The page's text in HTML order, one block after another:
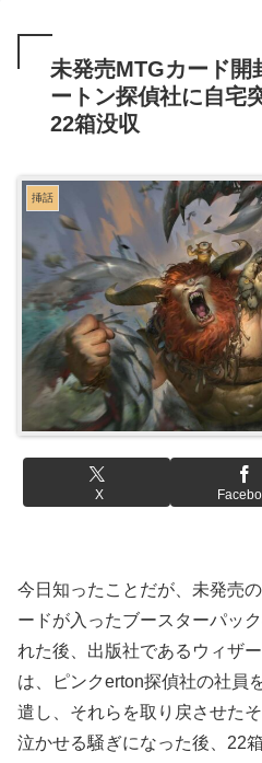
未発売MTGカード開
ートン探偵社に自宅
22箱没収
挿話
X
今日知ったことだが、未発売
ードが入ったブースターパッ
れた後、出版社であるウィザ
は、ピンクerton探偵社の社員
遣し、それらを取り戻させた
泣かせる騒ぎになった後、22